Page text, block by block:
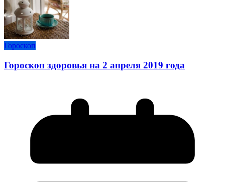
Гороскоп
Гороскоп здоровья на 2 апреля 2019 года